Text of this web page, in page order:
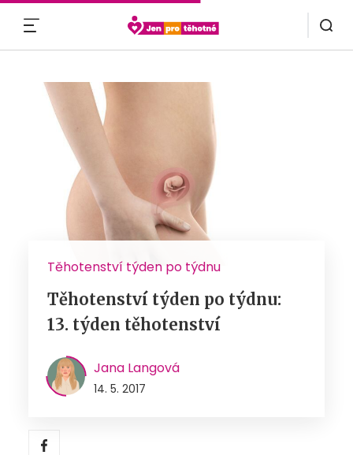
Těhotenství týden po týdnu
Těhotenství týden po týdnu:
13. týden těhotenství
Jana Langová
14. 5. 2017